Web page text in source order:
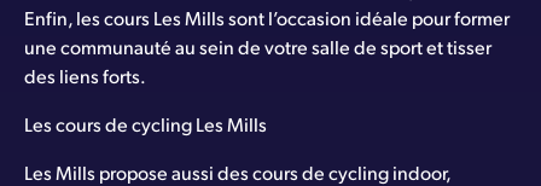
Enfin, les cours Les Mills sont l’occasion idéale pour former
une communauté au sein de votre salle de sport et tisser
des liens forts.
Les cours de cycling Les Mills
Les Mills propose aussi des cours de cycling indoor,